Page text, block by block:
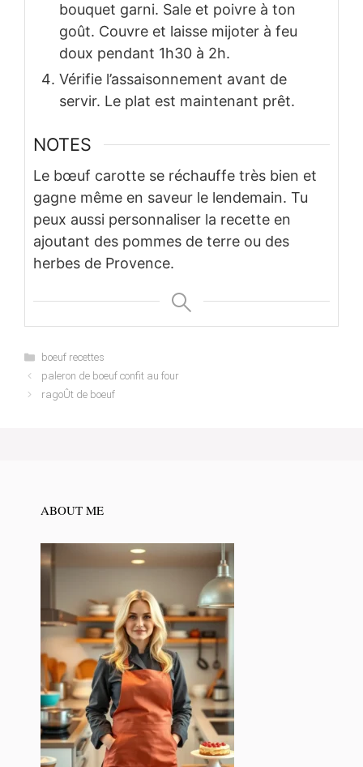
bouquet garni. Sale et poivre à ton
goût. Couvre et laisse mijoter à feu
doux pendant 1h30 à 2h.
Vérifie l’assaisonnement avant de
servir. Le plat est maintenant prêt.
NOTES
Le bœuf carotte se réchauffe très bien et
gagne même en saveur le lendemain. Tu
peux aussi personnaliser la recette en
ajoutant des pommes de terre ou des
herbes de Provence.
Categories
boeuf recettes
paleron de boeuf confit au four
ragoÛt de boeuf
ABOUT ME